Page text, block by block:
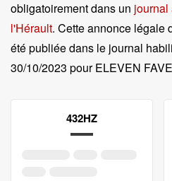
obligatoirement dans un
l'Hérault. Cette annonce légale
été publiée dans le journal
30/10/2023 pour ELEVEN
432HZ